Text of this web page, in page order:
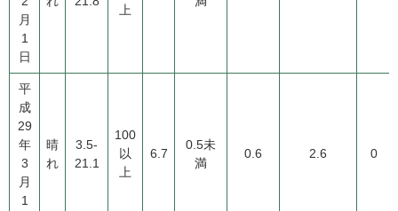
月
1
日
上
平
成
29
年
3
月
1
晴
れ
3.5-
21.1
100
以
上
6.7
0.5未
満
0.6 2.6 0